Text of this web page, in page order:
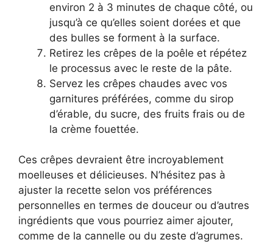
environ 2 à 3 minutes de chaque côté, ou
jusqu’à ce qu’elles soient dorées et que
des bulles se forment à la surface.
Retirez les crêpes de la poêle et répétez
le processus avec le reste de la pâte.
Servez les crêpes chaudes avec vos
garnitures préférées, comme du sirop
d’érable, du sucre, des fruits frais ou de
la crème fouettée.
Ces crêpes devraient être incroyablement
moelleuses et délicieuses. N’hésitez pas à
ajuster la recette selon vos préférences
personnelles en termes de douceur ou d’autres
ingrédients que vous pourriez aimer ajouter,
comme de la cannelle ou du zeste d’agrumes.